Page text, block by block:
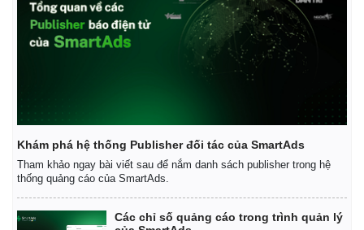
Khám phá hệ thống Publisher đối tác của SmartAds
Tham khảo ngay bài viết sau để nắm danh sách publisher trong hệ
thống quảng cáo của SmartAds.
Các chỉ số quảng cáo trong trình quản lý